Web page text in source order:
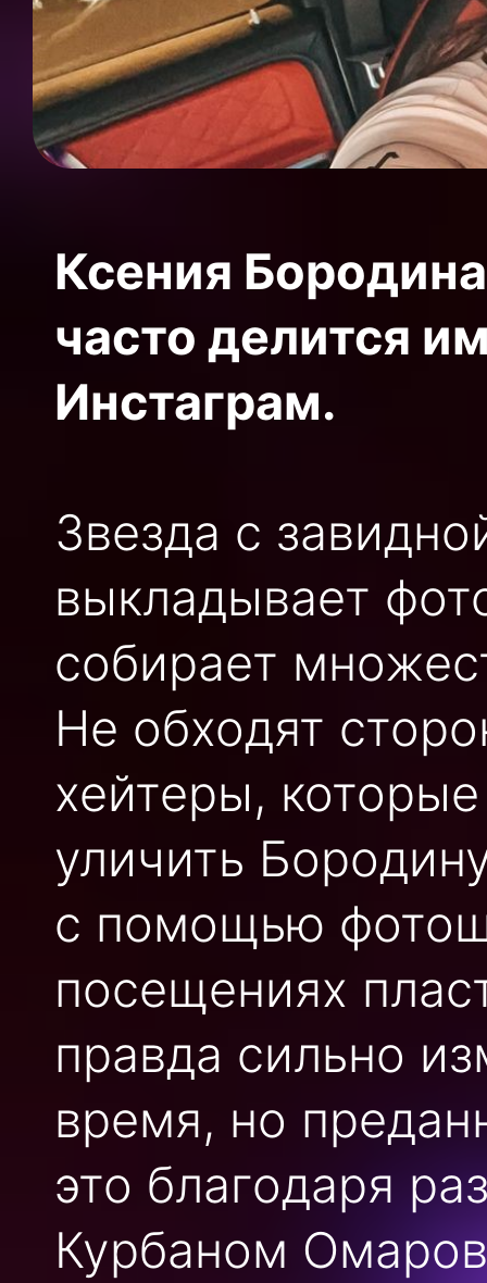
Ксения
часто делится
Инстаграм.
Звезда с
выкладывает
собирает
Не обходят
хейтеры,
уличить
с помощью
посещениях
правда сильно
время, но
это благодаря
Курбаном